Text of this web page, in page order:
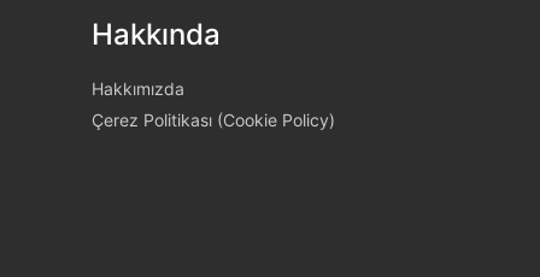
Hakkında
Hakkımızda
Çerez Politikası (Cookie Policy)